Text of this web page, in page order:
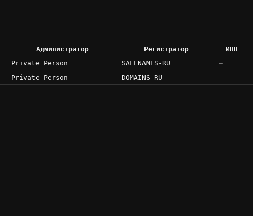
Администратор Регистратор ИНН
Private Person SALENAMES-RU —
Private Person DOMAINS-RU —